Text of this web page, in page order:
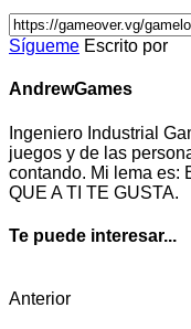
Sígueme Escrito por
AndrewGames
Ingeniero Industrial
juegos y de las
contando. Mi lema es:
QUE A TI TE GUSTA.
Te puede interesar...
Anterior